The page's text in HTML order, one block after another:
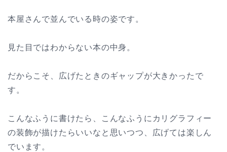
本屋さんで並んでいる時の姿です。
見た目ではわからない本の中身。
だからこそ、広げたときのギャップが大きかったで
す。
こんなふうに書けたら、こんなふうにカリグラフィー
の装飾が描けたらいいなと思いつつ、広げては楽しん
でいます。